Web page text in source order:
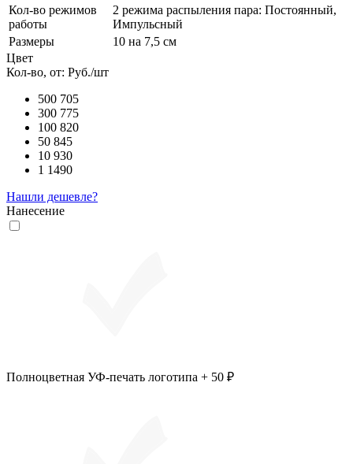
Кол-во режимов
работы
2 режима распыления пара: Постоянный,
Импульсный
Размеры
10 на 7,5 см
Цвет
Кол-во, от: Руб./шт
500 705
300 775
100 820
50 845
10 930
1 1490
Нашли дешевле?
Нанесение
Полноцветная УФ-печать логотипа + 50 ₽